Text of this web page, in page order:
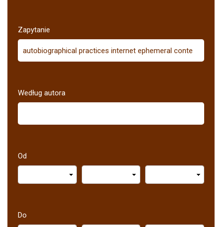
Zapytanie
Według autora
Od
Do